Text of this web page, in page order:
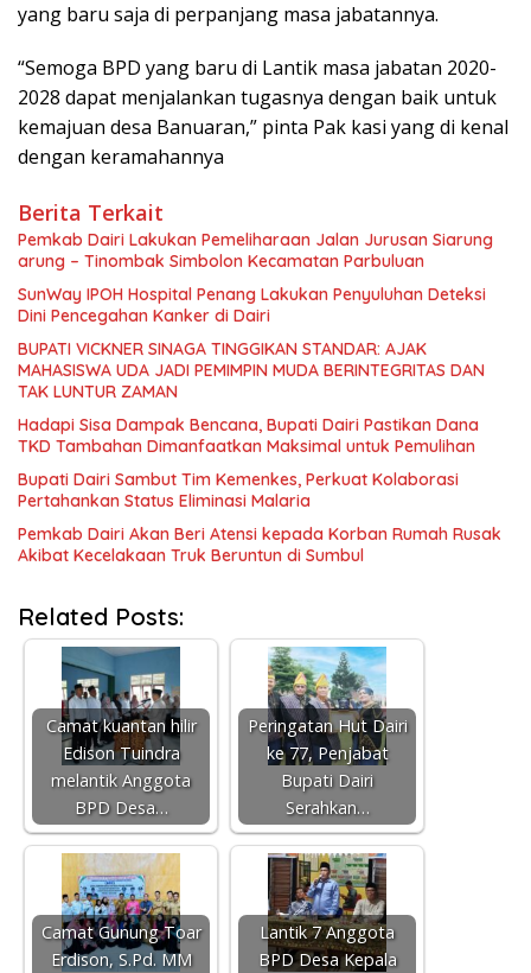
yang baru saja di perpanjang masa jabatannya.
“Semoga BPD yang baru di Lantik masa jabatan 2020-
2028 dapat menjalankan tugasnya dengan baik untuk
kemajuan desa Banuaran,” pinta Pak kasi yang di kenal
dengan keramahannya
Berita Terkait
Pemkab Dairi Lakukan Pemeliharaan Jalan Jurusan Siarung
arung – Tinombak Simbolon Kecamatan Parbuluan
SunWay IPOH Hospital Penang Lakukan Penyuluhan Deteksi
Dini Pencegahan Kanker di Dairi
BUPATI VICKNER SINAGA TINGGIKAN STANDAR: AJAK
MAHASISWA UDA JADI PEMIMPIN MUDA BERINTEGRITAS DAN
TAK LUNTUR ZAMAN
Hadapi Sisa Dampak Bencana, Bupati Dairi Pastikan Dana
TKD Tambahan Dimanfaatkan Maksimal untuk Pemulihan
Bupati Dairi Sambut Tim Kemenkes, Perkuat Kolaborasi
Pertahankan Status Eliminasi Malaria
Pemkab Dairi Akan Beri Atensi kepada Korban Rumah Rusak
Akibat Kecelakaan Truk Beruntun di Sumbul
Related Posts:
Camat kuantan hilir
Edison Tuindra
melantik Anggota
BPD Desa…
Peringatan Hut Dairi
ke 77, Penjabat
Bupati Dairi
Serahkan…
Camat Gunung Toar
Erdison, S.Pd. MM
Lantik 7 Anggota
BPD Desa Kepala